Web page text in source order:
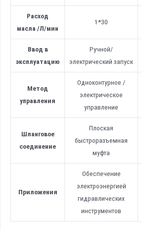
Расход
масла /Л/мин
1*30
Ввод в
эксплуатацию
Ручной/
электрический запуск
Метод
управления
Одноконтурное /
электрическое
управление
Шланговое
соединение
Плоская
быстроразъемная
муфта
Приложения
Обеспечение
электроэнергией
гидравлических
инструментов